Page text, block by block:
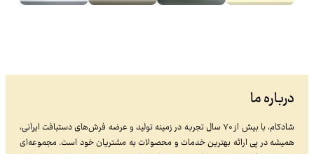
درباره ما
شادکام، با بیش از ۷۰ سال تجربه در زمینه تولید و عرضه فرش‌های دستبافت ایرانی،
همیشه در پی ارائه بهترین خدمات و محصولات به مشتریان خود است. مجموعه‌ای